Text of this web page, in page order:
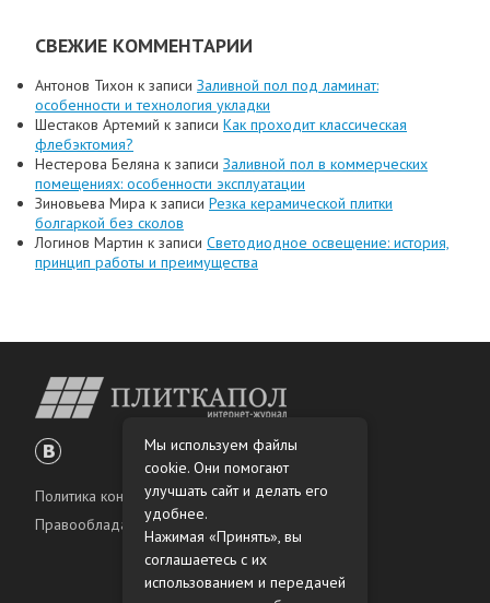
СВЕЖИЕ КОММЕНТАРИИ
Антонов Тихон к записи Заливной пол под ламинат:
особенности и технология укладки
Шестаков Артемий к записи Как проходит классическая
флебэктомия?
Нестерова Беляна к записи Заливной пол в коммерческих
помещениях: особенности эксплуатации
Зиновьева Мира к записи Резка керамической плитки
болгаркой без сколов
Логинов Мартин к записи Светодиодное освещение: история,
принцип работы и преимущества
Политика конфиденциальности
Правообладателям
Мы используем файлы
cookie. Они помогают
улучшать сайт и делать его
удобнее.
Нажимая «Принять», вы
соглашаетесь с их
использованием и передачей